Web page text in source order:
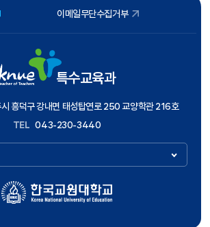
이메일무단수집거부
특수교육과
흥덕구 강내면 태성탑연로 250 교양학관 216호
TEL 043-230-3440